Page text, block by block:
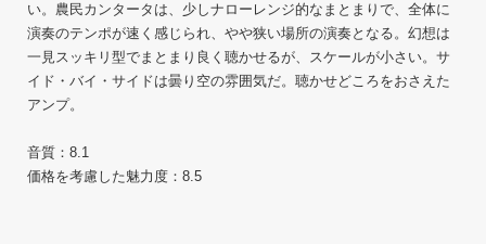
い。農民カンタータは、少しナローレンジ的なまとまりで、全体に
演奏のテンポが速く感じられ、やや狭い場所の演奏となる。幻想は
一見スッキリ型でまとまり良く聴かせるが、スケールが小さい。サ
イド・バイ・サイドは曇り空の雰囲気だ。聴かせどころをおさえた
アンプ。
音質：8.1
価格を考慮した魅力度：8.5